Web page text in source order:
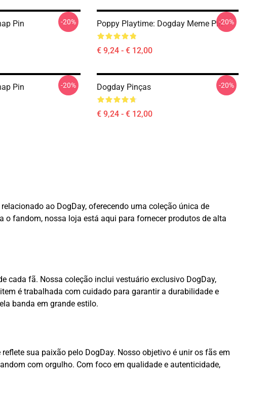
Pin -20% Poppy Playtime: Dogday Meme Pin
€ 9,24 - € 12,00
-20%
Pin -20% Dogday Pinças
€ 9,24 - € 12,00
-20%
ao DogDay, oferecendo uma coleção única de
o fandom, nossa loja está aqui para fornecer produtos de alta
cada fã. Nossa coleção inclui vestuário exclusivo DogDay,
é trabalhada com cuidado para garantir a durabilidade e
banda em grande estilo.
sua paixão pelo DogDay. Nosso objetivo é unir os fãs em
com orgulho. Com foco em qualidade e autenticidade,